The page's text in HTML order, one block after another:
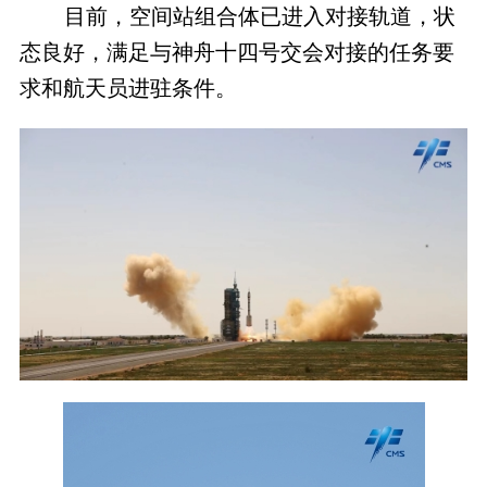
目前，空间站组合体已进入对接轨道，状
态良好，满足与神舟十四号交会对接的任务要
求和航天员进驻条件。